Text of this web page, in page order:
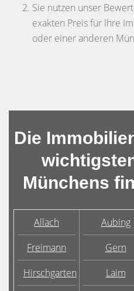
Sie nutzen unser
exakten Preis für Ihre
oder einer anderen
Die
Münchens
Allach Aubing
Freimann
Gern
Hirschgarten
Laim